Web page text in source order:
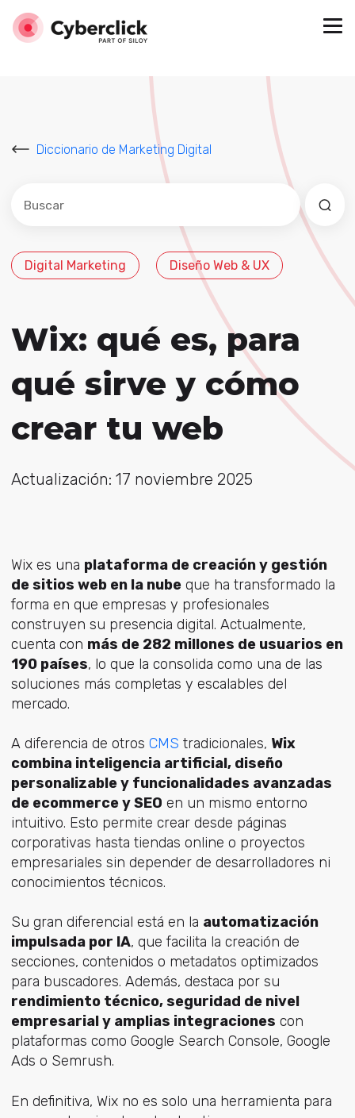
Diccionario de Marketing Digital
Este es un campo de búsqueda con una función de
No hay sugerencias porque el campo de
Digital Marketing Diseño Web & UX
Wix: qué es, para
qué sirve y cómo
crear tu web
Actualización: 17 noviembre 2025
Wix es una plataforma de creación y gestión
de sitios web en la nubeque ha transformado la
forma en que empresas y profesionales
construyen su presencia digital. Actualmente,
cuenta con más de 282 millones de usuarios en
190 países, lo que la consolida como una de las
soluciones más completas y escalables del
mercado.
A diferencia de otros CMS tradicionales, Wix
combina inteligencia artificial, diseño
personalizable y funcionalidades avanzadas
de ecommerce y SEO en un mismo entorno
intuitivo. Esto permite crear desde páginas
corporativas hasta tiendas online o proyectos
empresariales sin depender de desarrolladores ni
conocimientos técnicos.
Su gran diferencial está en la automatización
impulsada por IA, que facilita la creación de
secciones, contenidos o metadatos optimizados
para buscadores. Además, destaca por su
rendimiento técnico, seguridad de nivel
empresarial y amplias integraciones con
plataformas como Google Search Console, Google
Ads o Semrush.
En definitiva, Wix no es solo una herramienta para